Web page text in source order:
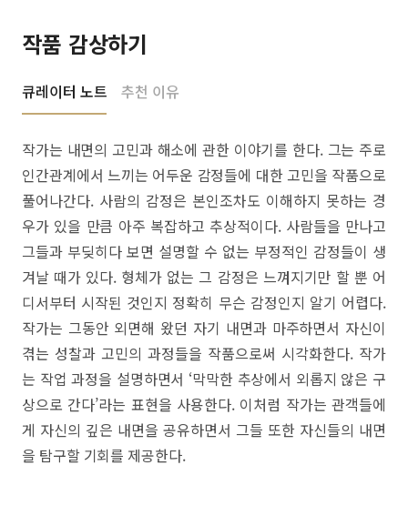
작품 감상하기
큐레이터 노트 추천 이유
작가는 내면의 고민과 해소에 관한 이야기를 한다. 그는 주로
인간관계에서 느끼는 어두운 감정들에 대한 고민을 작품으로
풀어나간다. 사람의 감정은 본인조차도 이해하지 못하는 경
우가 있을 만큼 아주 복잡하고 추상적이다. 사람들을 만나고
그들과 부딪히다 보면 설명할 수 없는 부정적인 감정들이 생
겨날 때가 있다. 형체가 없는 그 감정은 느껴지기만 할 뿐 어
디서부터 시작된 것인지 정확히 무슨 감정인지 알기 어렵다.
작가는 그동안 외면해 왔던 자기 내면과 마주하면서 자신이
겪는 성찰과 고민의 과정들을 작품으로써 시각화한다. 작가
는 작업 과정을 설명하면서 ‘막막한 추상에서 외롭지 않은 구
상으로 간다’라는 표현을 사용한다. 이처럼 작가는 관객들에
게 자신의 깊은 내면을 공유하면서 그들 또한 자신들의 내면
을 탐구할 기회를 제공한다.